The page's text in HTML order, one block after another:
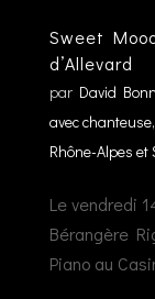
Sweet
d’Allevard
par David
avec
Rhône-Alpes et
Le vendredi
Bérangère
Piano au